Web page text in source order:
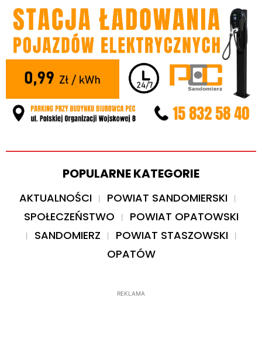
POPULARNE KATEGORIE
AKTUALNOŚCI
POWIAT SANDOMIERSKI
SPOŁECZEŃSTWO
POWIAT OPATOWSKI
SANDOMIERZ
POWIAT STASZOWSKI
OPATÓW
REKLAMA